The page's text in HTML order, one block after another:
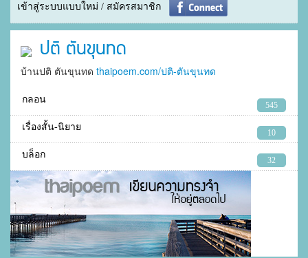
เข้าสู่ระบบแบบใหม่ / สมัครสมาชิก
ปติ ตันขุนทด
บ้านปติ ตันขุนทด thaipoem.com/ปติ-ตันขุนทด
กลอน
545
เรื่องสั้น-นิยาย
10
บล็อก
32